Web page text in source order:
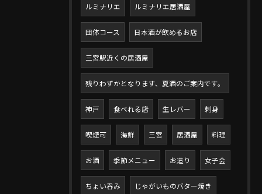
ルミナリエ ルミナリエ居酒屋
団体コース 日本酒が飲めるお店
三宮駅近くの居酒屋
残りわずかとなります、夏酒のご案内です。
神戸 食べれる店 生レバー 刺身
喫煙可 海鮮 三宮 居酒屋 料理
お酒 季節メニュー お造り 女子会
ちょい呑み じゃがいものバター焼き